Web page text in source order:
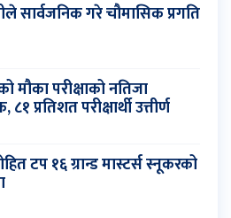
सार्वजनिक गरे चौमासिक प्रगति
मौका परीक्षाको नतिजा
प्रतिशत परीक्षार्थी उत्तीर्ण
टप १६ ग्रान्ड मास्टर्स स्नूकरको